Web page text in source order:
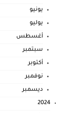
يونيو
يوليو
أغسطس
سبتمبر
أكتوبر
نوفمبر
ديسمبر
2024